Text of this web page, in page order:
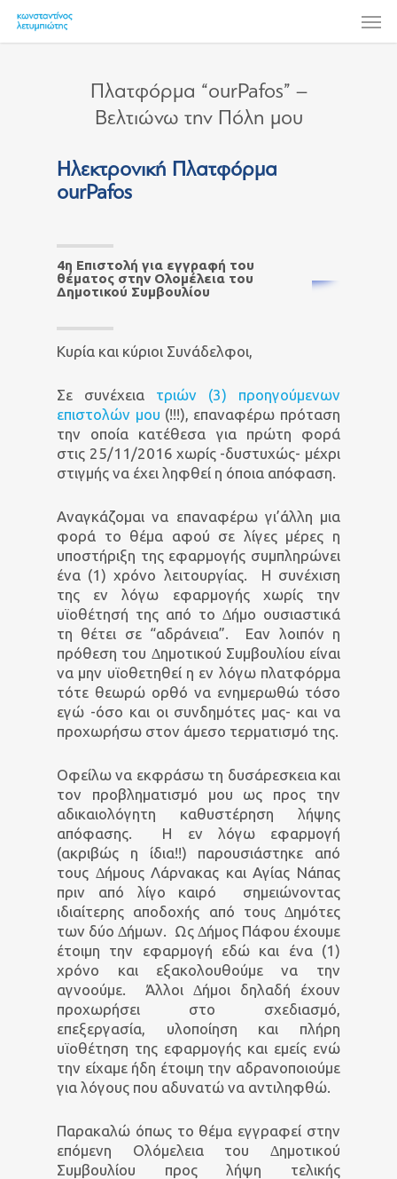
main
Πλατφόρμα “ourPafos” –
Βελτιώνω την Πόλη μου
Ηλεκτρονική Πλατφόρμα
ourPafos
4η Επιστολή για εγγραφή του
θέματος στην Ολομέλεια του
Δημοτικού Συμβουλίου
Κυρία και κύριοι Συνάδελφοι,
Σε συνέχεια τριών (3) προηγούµενων
επιστολών µου (!!!), επαναφέρω πρόταση
την οποία κατέθεσα για πρώτη φορά
στις 25/11/2016 χωρίς -δυστυχώς- µέχρι
στιγµής να έχει ληφθεί η όποια απόφαση.
Αναγκάζοµαι να επαναφέρω γι’άλλη µια
φορά το θέµα αφού σε λίγες µέρες η
υποστήριξη της εφαρµογής συµπληρώνει
ένα (1) χρόνο λειτουργίας.
Η συνέχιση
της εν λόγω εφαρµογής χωρίς την
υϊοθέτησή της από το ∆ήµο ουσιαστικά
τη θέτει σε “αδράνεια”.
Εαν λοιπόν η
πρόθεση του ∆ηµοτικού Συµβουλίου είναι
να µην υϊοθετηθεί η εν λόγω πλατφόρµα
τότε θεωρώ ορθό να ενηµερωθώ τόσο
εγώ -όσο και οι συνδηµότες µας- και να
προχωρήσω στον άµεσο τερµατισµό της.
Οφείλω να εκφράσω τη δυσάρεσκεια και
τον προβληµατισµό µου ως προς την
αδικαιολόγητη καθυστέρηση λήψης
απόφασης.
Η εν λόγω εφαρµογή
(ακριβώς η ίδια!!) παρουσιάστηκε από
τους ∆ήµους Λάρνακας και Αγίας Νάπας
πριν από λίγο καιρό
σηµειώνοντας
ιδιαίτερης αποδοχής από τους ∆ηµότες
των δύο ∆ήµων.
Ως ∆ήµος Πάφου έχουµε
έτοιµη την εφαρµογή εδώ και ένα (1)
χρόνο και εξακολουθούµε να την
αγνοούµε.
Άλλοι ∆ήµοι δηλαδή έχουν
προχωρήσει στο σχεδιασµό,
επεξεργασία, υλοποίηση και πλήρη
υϊοθέτηση της εφαρµογής και εµείς ενώ
την είχαµε ήδη έτοιµη την αδρανοποιούµε
για λόγους που αδυνατώ να αντιληφθώ.
Παρακαλώ όπως το θέµα εγγραφεί στην
επόµενη Ολόµελεια του ∆ηµοτικού
Συµβουλίου προς λήψη τελικής